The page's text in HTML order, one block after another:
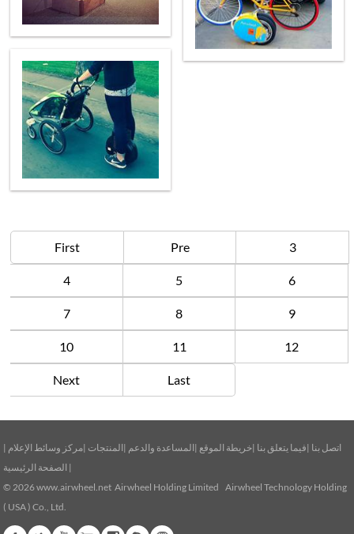
First Pre 3
4 5 6
7 8 9
10 11 12
Next Last
اتصل بنا |فيما يتعلق بنا |خريطة الموقع |المساعدة والدعم |المنتجات |مركز وسائط الإعلام |
الصفحة الرئيسية |
© 2026www.airwheel.net Airwheel Holding Limited Airwheel Technology Holding
( USA ) Co., Ltd.